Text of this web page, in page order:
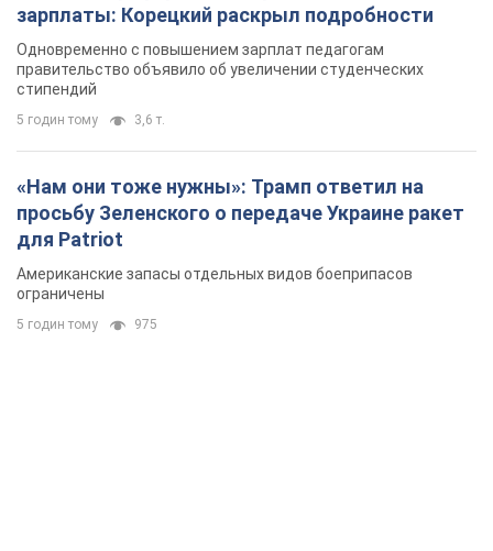
зарплаты: Корецкий раскрыл подробности
Одновременно с повышением зарплат педагогам
правительство объявило об увеличении студенческих
стипендий
5 годин тому 3,6 т.
«Нам они тоже нужны»: Трамп ответил на
просьбу Зеленского о передаче Украине ракет
для Patriot
Американские запасы отдельных видов боеприпасов
ограничены
5 годин тому 975